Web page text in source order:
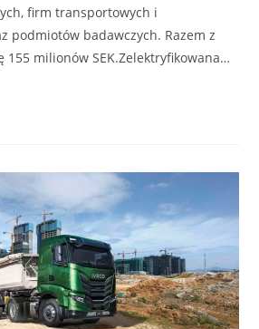
firm transportowych i
podmiotów badawczych. Razem z
155 milionów SEK.Zelektryfikowana…